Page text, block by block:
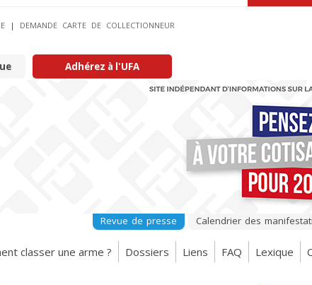
| DEMANDE CARTE DE COLLECTIONNEUR
Adhérez à l'UFA
Revue de presse Calendrier des
classer une arme ? Dossiers Liens FAQ Lexique